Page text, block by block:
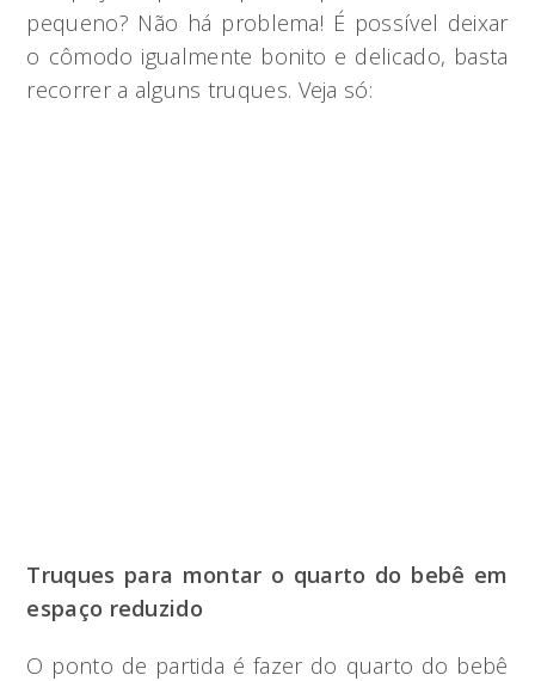
pequeno? Não há problema! É possível deixar
o cômodo igualmente bonito e delicado, basta
recorrer a alguns truques. Veja só:
Truques para montar o quarto do bebê em
espaço reduzido
O ponto de partida é fazer do quarto do bebê